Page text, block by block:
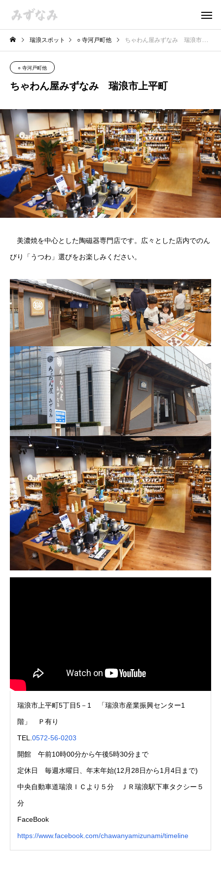
瑞浪スポット ○ 寺河戸町他 ちゃわん屋みずなみ 瑞浪市上平町
○ 寺河戸町他
ちゃわん屋みずなみ 瑞浪市上平町
美濃焼を中心とした陶磁器専門店です。広々とした店内でのん
びり「うつわ」選びをお楽しみください。
瑞浪市上平町5丁目5－1 「瑞浪市産業振興センター1
階」 Ｐ有り
TEL. 0572-56-0203
開館 午前10時00分から午後5時30分まで
定休日 毎週水曜日、年末年始(12月28日から1月4日まで)
中央自動車道瑞浪ＩＣより５分 ＪＲ瑞浪駅下車タクシー５
分
FaceBook
https://www.facebook.com/chawanyamizunami/timeline